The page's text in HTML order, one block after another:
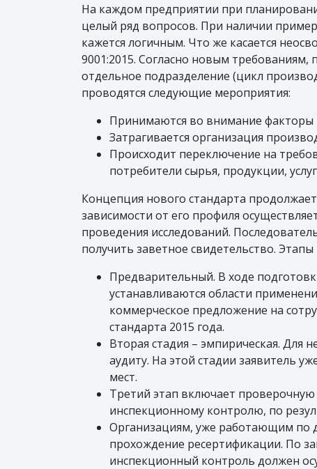
На каждом предприятии при
целый ряд вопросов. При наличии
кажется логичным. Что же касается
9001:2015. Согласно новым
отдельное подразделение (цикл
проводятся следующие мероприятия:
Принимаются во внимание факторы
Затрагивается организация
Происходит переключение на
потребители сырья, продукции,
Концепция нового стандарта
зависимости от его профиля
проведения исследований.
получить заветное свидетельство.
Предварительный. В ходе
устанавливаются области
коммерческое предложение на
стандарта 2015 года.
Вторая стадия – эмпирическая. Для
аудиту. На этой стадии заявитель
мест.
Третий этап включает проверочную
инспекционному контролю, по
Организациям, уже работающим по
прохождение ресертификации. По
инспекционный контроль должен